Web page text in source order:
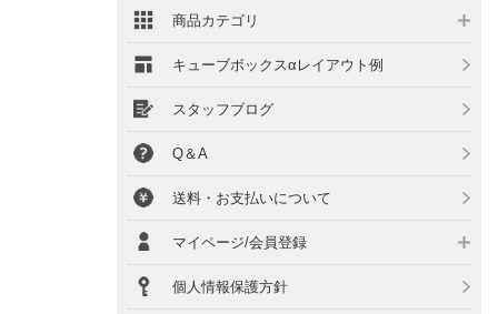
商品カテゴリ
キューブボックスαレイアウト例
スタッフブログ
Q＆A
送料・お支払いについて
マイページ/会員登録
個人情報保護方針